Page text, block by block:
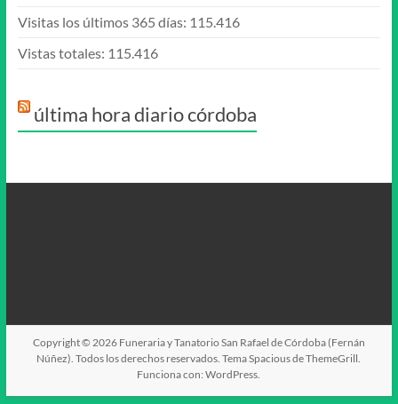
Visitas los últimos 365 días: 115.416
Vistas totales: 115.416
última hora diario córdoba
Copyright © 2026 Funeraria y Tanatorio San Rafael de Córdoba (Fernán
Núñez). Todos los derechos reservados. TemaSpaciousde ThemeGrill.
Funciona con:WordPress.